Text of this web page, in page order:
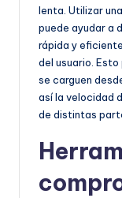
lenta. Utilizar
puede ayudar a
rápida y
del usuario.
se carguen
así la velocidad
de distintas